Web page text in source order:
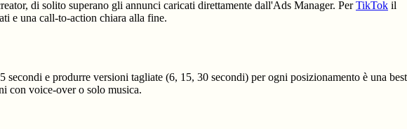
di solito superano gli annunci caricati direttamente dall'Ads Manager. PerTikTok il
e una call-to-action chiara alla fine.
e produrre versioni tagliate (6, 15, 30 secondi) per ogni posizionamento è una best
con voice-over o solo musica.